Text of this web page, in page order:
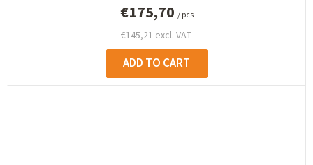
€145,21 excl. VAT
€175,70 / pcs
ADD TO CART